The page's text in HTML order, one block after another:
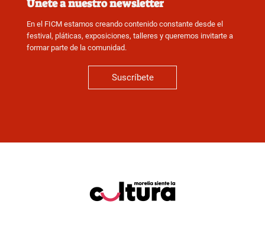
Únete a nuestro newsletter
En el FICM estamos creando contenido constante desde el
festival, pláticas, exposiciones, talleres y queremos invitarte a
formar parte de la comunidad.
Suscríbete